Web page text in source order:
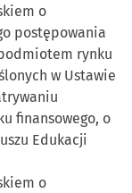
o
postępowania
rynku
w Ustawie
finansowego, o
Edukacji
o